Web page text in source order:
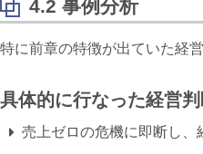
4.2 事例分析
特に前章の特徴が出ていた経
具体的に行なった経営
売上ゼロの危機に即断し、